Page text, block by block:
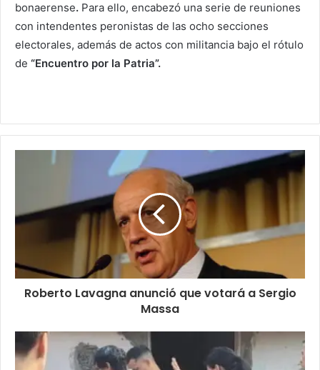
bonaerense. Para ello, encabezó una serie de reuniones
con intendentes peronistas de las ocho secciones
electorales, además de actos con militancia bajo el rótulo
de “Encuentro por la Patria”.
Roberto Lavagna anunció que votará a Sergio
Massa